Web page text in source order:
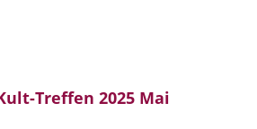
Treffen 2025 Mai